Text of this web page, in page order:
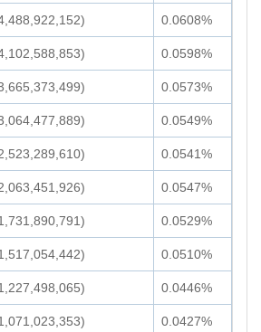
0.0608%
0.0598%
0.0573%
0.0549%
0.0541%
0.0547%
0.0529%
0.0510%
0.0446%
0.0427%